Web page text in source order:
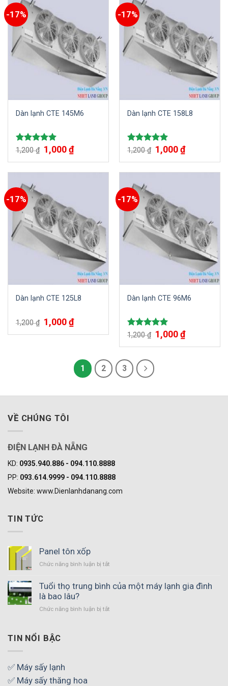
-17%
Dàn lạnh CTE 145M6
Được xếp
5.00
1,200₫ 1,000₫
-17%
Dàn lạnh CTE 158L8
Được xếp
5.00
1,200₫ 1,000₫
-17%
Dàn lạnh CTE 125L8
1,200₫ 1,000₫
-17%
Dàn lạnh CTE 96M6
Được xếp
5.00
1,200₫ 1,000₫
1 2 3
VỀ CHÚNG TÔI
ĐIỆN LẠNH ĐÀ NẴNG
KD: 0935.940.886 - 094.110.8888
PP: 093.614.9999 - 094.110.8888
Website: www.Dienlanhdanang.com
TIN TỨC
Panel tôn xốp
Chức năng bình luận bị tắt
Tuổi thọ trung bình của một máy lạnh gia đình
là bao lâu?
Chức năng bình luận bị tắt
TIN NỔI BẬC
✅ Máy sấy lạnh
✅ Máy sấy thăng hoa